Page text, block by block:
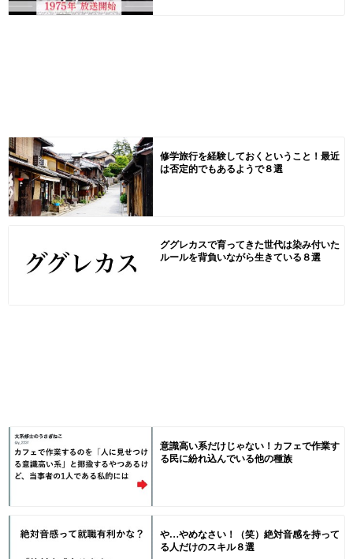
修学旅行を経験しておくということ！最近
は否定的でもあるようで８選
ググレカスで育ってきた世代は染み付いた
ルールを背負いながら生きている８選
意識高い系だけじゃない！カフェで作業す
る民に紛れ込んでいる他の種族
や…やめなさい！（笑）絶対音感を持って
る人だけのスキル８選